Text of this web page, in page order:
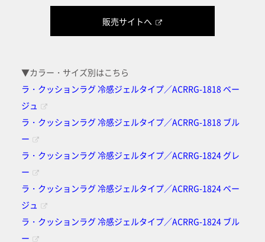
販売サイトへ
▼カラー・サイズ別はこちら
ラ・クッションラグ 冷感ジェルタイプ／ACRRG-1818 ベー
ジュ
ラ・クッションラグ 冷感ジェルタイプ／ACRRG-1818 ブル
ー
ラ・クッションラグ 冷感ジェルタイプ／ACRRG-1824 グレ
ー
ラ・クッションラグ 冷感ジェルタイプ／ACRRG-1824 ベー
ジュ
ラ・クッションラグ 冷感ジェルタイプ／ACRRG-1824 ブル
ー